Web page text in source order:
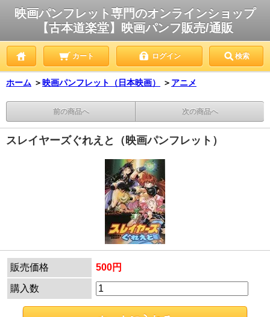
映画パンフレット専門のオンラインショップ
【古本道楽堂】映画パンフ販売/通販
カート ログイン 検索
ホーム ＞ 映画パンフレット（日本映画） ＞ アニメ
前の商品へ 次の商品へ
スレイヤーズぐれえと（映画パンフレット）
販売価格 500円
購入数